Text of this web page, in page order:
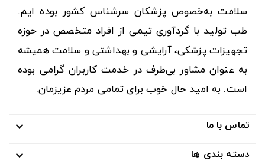
سلامت به‌خصوص پزشکان سرشناس کشور بوده ایم.
طب تولید با گردآوری تیمی از افراد متخصص در حوزه
تجهیزات پزشکی، آرایشی و بهداشتی و سلامت همیشه
به عنوان مشاور بی‌طرف در خدمت کاربران گرامی بوده
است. به امید حال خوب برای تمامی مردم عزیزمان.
تماس با ما 
دسته بندی ها 